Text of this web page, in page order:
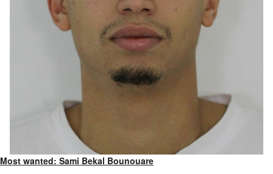
Most wanted: Sami Bekal Bounouare